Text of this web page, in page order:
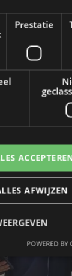
| 09:32
in
Prestatie
AFWIJZEN
POWERED BY